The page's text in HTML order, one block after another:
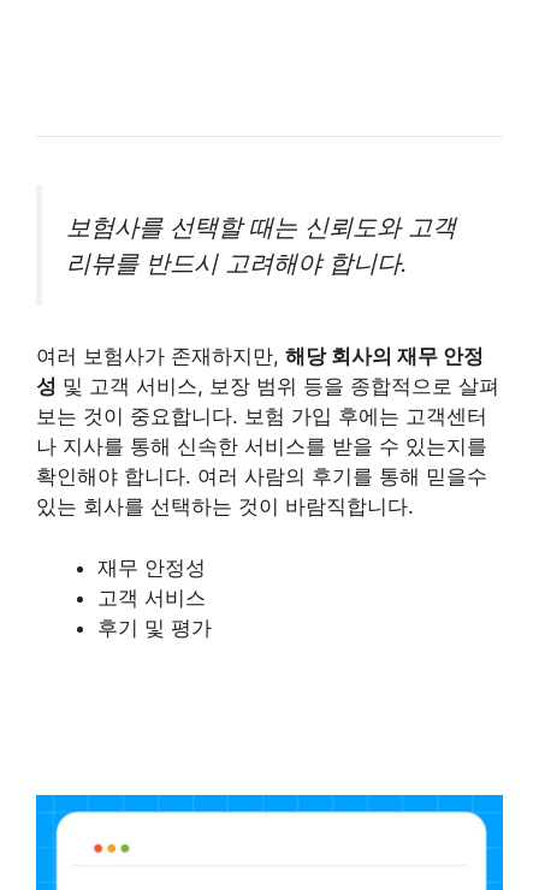
보험사를 선택할 때는 신뢰도와 고객
리뷰를 반드시 고려해야 합니다.
여러 보험사가 존재하지만, 해당 회사의 재무 안정
성 및 고객 서비스, 보장 범위 등을 종합적으로 살펴
보는 것이 중요합니다. 보험 가입 후에는 고객센터
나 지사를 통해 신속한 서비스를 받을 수 있는지를
확인해야 합니다. 여러 사람의 후기를 통해 믿을수
있는 회사를 선택하는 것이 바람직합니다.
재무 안정성
고객 서비스
후기 및 평가